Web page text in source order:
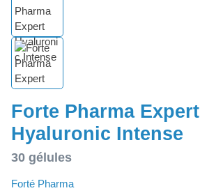
Forte Pharma Expert
Hyaluronic Intense
30 gélules
Forté Pharma